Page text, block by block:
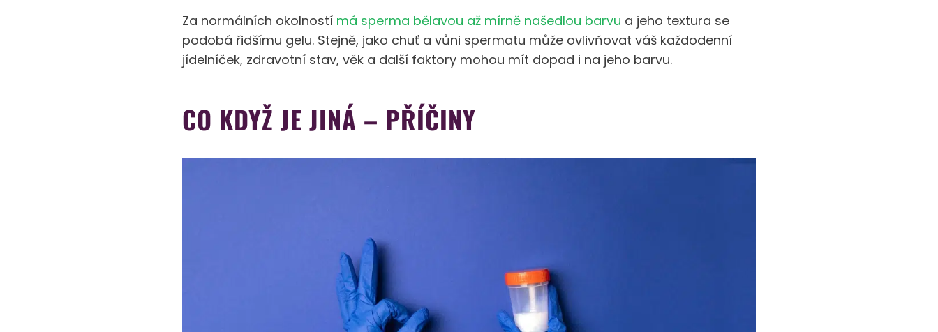
Za normálních okolností má sperma bělavou až mírně našedlou barvu a jeho textura se
podobá řidšímu gelu. Stejně, jako chuť a vůni spermatu může ovlivňovat váš každodenní
jídelníček, zdravotní stav, věk a další faktory mohou mít dopad i na jeho barvu.
CO KDYŽ JE JINÁ – PŘÍČINY